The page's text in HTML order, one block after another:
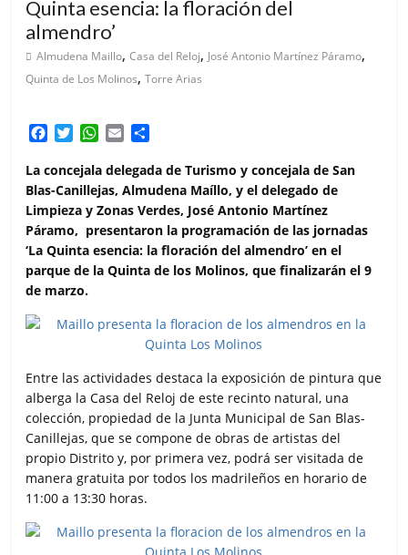
Quinta esencia: la floración del
almendro’
Almudena Maillo,Casa del Reloj, José Antonio Martínez Páramo,
Quinta de Los Molinos,Torre Arias
c
e
b
o
o
k
i
t
t
e
r
W
a
t
s
A
p
a
i
l
m
p
a
r
t
i
r
La concejala delegada de Turismo y concejala de San
Blas-Canillejas, Almudena Maíllo, y el delegado de
Limpieza y Zonas Verdes, José Antonio Martínez
Páramo, presentaron la programación de las jornadas
‘La Quinta esencia: la floración del almendro’ en el
parque de la Quinta de los Molinos, que finalizarán el 9
de marzo.
Entre las actividades destaca la exposición de pintura que
alberga la Casa del Reloj de este recinto natural, una
colección, propiedad de la Junta Municipal de San Blas-
Canillejas, que se compone de obras de artistas del
propio Distrito y, por primera vez, podrá ser visitada de
manera gratuita por todos los madrileños en horario de
11:00 a 13:30 horas.